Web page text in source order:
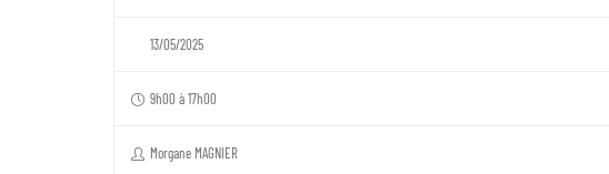
13/05/2025
9h00 à 17h00
Morgane MAGNIER